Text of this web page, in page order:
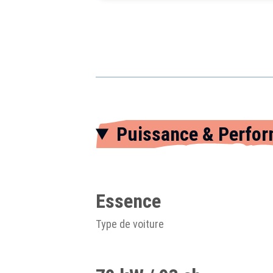
Puissance &
Essence
Type de voiture